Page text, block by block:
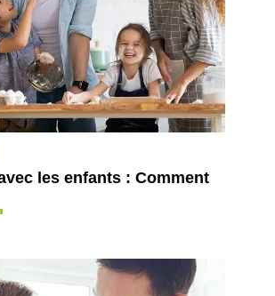
les enfants : Comment